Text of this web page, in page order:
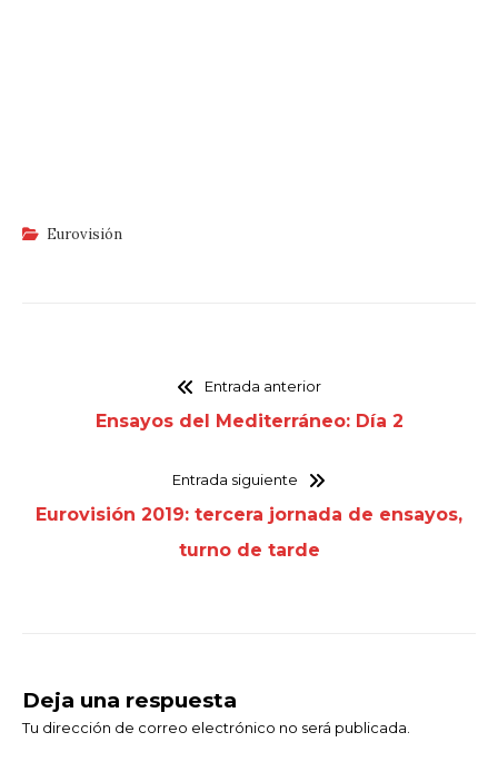
Eurovisión
Entrada anterior
Ensayos del Mediterráneo: Día 2
Entrada siguiente
Eurovisión 2019: tercera jornada de ensayos,
turno de tarde
Deja una respuesta
Tu dirección de correo electrónico no será publicada.